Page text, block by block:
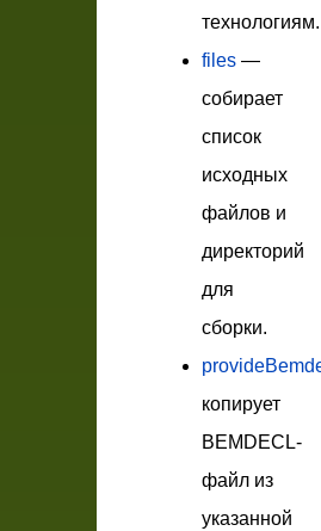
технологиям.
files —
собирает
список
исходных
файлов и
директорий
для
сборки.
копирует
BEMDECL-
файл из
указанной